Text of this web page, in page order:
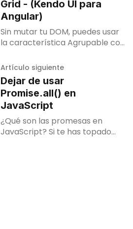
Grid - (Kendo UI para
Angular)
Sin mutar tu DOM, puedes usar
la característica Agrupable con
de la librería Kendo UI
fácilmente.
Artículo siguiente
Dejar de usar
Promise.all() en
JavaScript
¿Qué son las promesas en
JavaScript? Si te has topado